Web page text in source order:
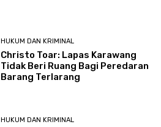
HUKUM DAN KRIMINAL
Christo Toar: Lapas Karawang
Tidak Beri Ruang Bagi Peredaran
Barang Terlarang
HUKUM DAN KRIMINAL